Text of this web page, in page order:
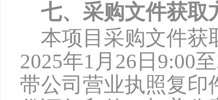
七、采购文件获取
本项目采购文件获
2025年1月26 日 9:00
带公司营业执照复印